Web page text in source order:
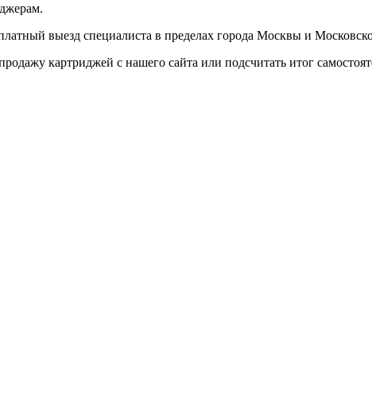
выезд специалиста в пределах города Москвы и
картриджей с нашего сайта или подсчитать итог